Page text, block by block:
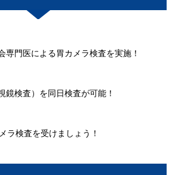
専門医による胃カメラ検査を実施！
鏡検査）を同日検査が可能！
ラ検査を受けましょう！